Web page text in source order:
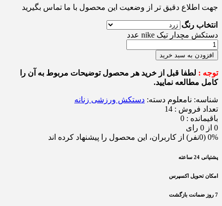
جهت اطلاع دقیق تر از وضعیت این محصول با ما تماس بگیرید
انتخاب رنگ
دستکش مچدار تیک nike عدد
افزودن به سبد خرید
توجه : لطفا قبل از خرید هر محصول توضیحات مربوط به آن را
کامل مطالعه نمایید.
شناسه: نامعلوم دسته: دستکش ورزشی زنانه
تعداد فروش : 14
باقیمانده : 0
0 از 0 رای
0% (0نفر) از کاربران، این محصول را پیشنهاد کرده اند
پشتیانی 24 ساعته
امکان تحویل اکسپرس
7 روز ضمانت بازگشت